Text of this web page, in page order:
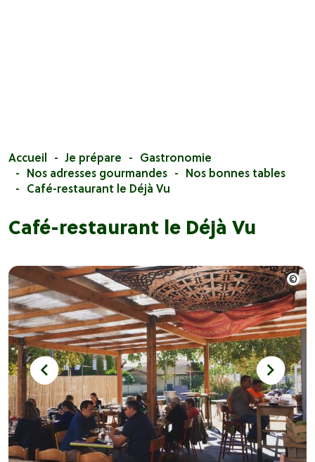
Accueil Je prépare
Gastronomie
Nos adresses gourmandes
Nos bonnes tables
Café-restaurant le Déjà Vu
Café-restaurant le Déjà Vu